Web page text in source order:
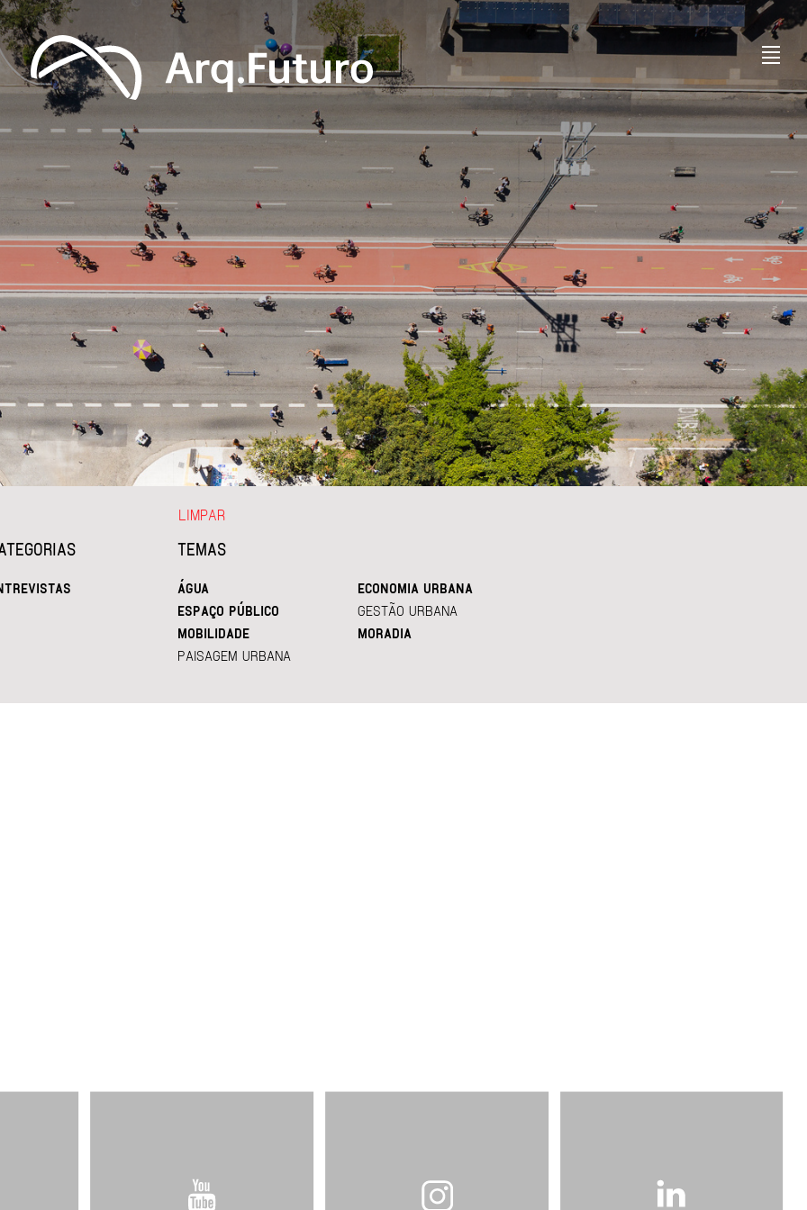
TEMAS
ÁGUA
ECONOMIA URBANA
ESPAÇO PÚBLICO
GESTÃO URBANA
MOBILIDADE
MORADIA
PAISAGEM URBANA
LIMPAR